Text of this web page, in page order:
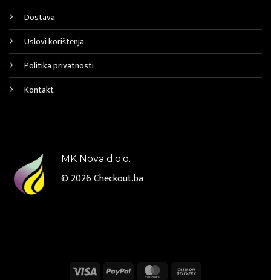
Dostava
Uslovi korištenja
Politika privatnosti
Kontakt
MK Nova d.o.o.
© 2026Checkout.ba